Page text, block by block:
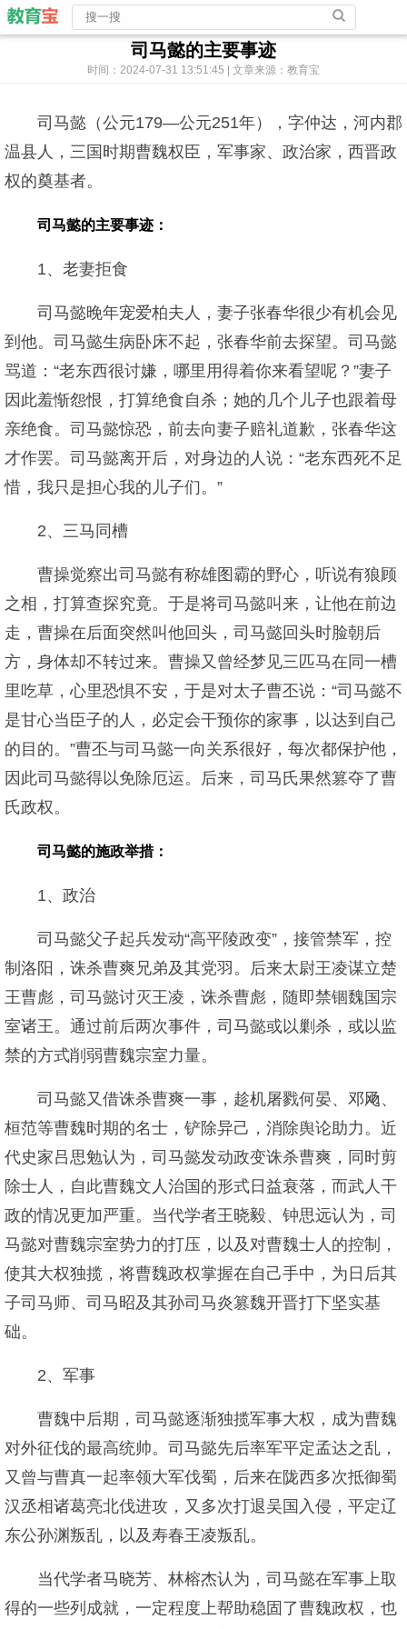
司马懿的主要事迹
时间：2024-07-31 13:51:45 | 文章来源：教育宝
司马懿（公元179—公元251年），字仲达，河内郡
温县人，三国时期曹魏权臣，军事家、政治家，西晋政
权的奠基者。
司马懿的主要事迹：
1、老妻拒食
司马懿晚年宠爱柏夫人，妻子张春华很少有机会见
到他。司马懿生病卧床不起，张春华前去探望。司马懿
骂道：“老东西很讨嫌，哪里用得着你来看望呢？”妻子
因此羞惭怨恨，打算绝食自杀；她的几个儿子也跟着母
亲绝食。司马懿惊恐，前去向妻子赔礼道歉，张春华这
才作罢。司马懿离开后，对身边的人说：“老东西死不足
惜，我只是担心我的儿子们。”
2、三马同槽
曹操觉察出司马懿有称雄图霸的野心，听说有狼顾
之相，打算查探究竟。于是将司马懿叫来，让他在前边
走，曹操在后面突然叫他回头，司马懿回头时脸朝后
方，身体却不转过来。曹操又曾经梦见三匹马在同一槽
里吃草，心里恐惧不安，于是对太子曹丕说：“司马懿不
是甘心当臣子的人，必定会干预你的家事，以达到自己
的目的。”曹丕与司马懿一向关系很好，每次都保护他，
因此司马懿得以免除厄运。后来，司马氏果然篡夺了曹
氏政权。
司马懿的施政举措：
1、政治
司马懿父子起兵发动“高平陵政变”，接管禁军，控
制洛阳，诛杀曹爽兄弟及其党羽。后来太尉王凌谋立楚
王曹彪，司马懿讨灭王凌，诛杀曹彪，随即禁锢魏国宗
室诸王。通过前后两次事件，司马懿或以剿杀，或以监
禁的方式削弱曹魏宗室力量。
司马懿又借诛杀曹爽一事，趁机屠戮何晏、邓飏、
桓范等曹魏时期的名士，铲除异己，消除舆论助力。近
代史家吕思勉认为，司马懿发动政变诛杀曹爽，同时剪
除士人，自此曹魏文人治国的形式日益衰落，而武人干
政的情况更加严重。当代学者王晓毅、钟思远认为，司
马懿对曹魏宗室势力的打压，以及对曹魏士人的控制，
使其大权独揽，将曹魏政权掌握在自己手中，为日后其
子司马师、司马昭及其孙司马炎篡魏开晋打下坚实基
础。
2、军事
曹魏中后期，司马懿逐渐独揽军事大权，成为曹魏
对外征伐的最高统帅。司马懿先后率军平定孟达之乱，
又曾与曹真一起率领大军伐蜀，后来在陇西多次抵御蜀
汉丞相诸葛亮北伐进攻，又多次打退吴国入侵，平定辽
东公孙渊叛乱，以及寿春王凌叛乱。
当代学者马晓芳、林榕杰认为，司马懿在军事上取
得的一些列成就，一定程度上帮助稳固了曹魏政权，也